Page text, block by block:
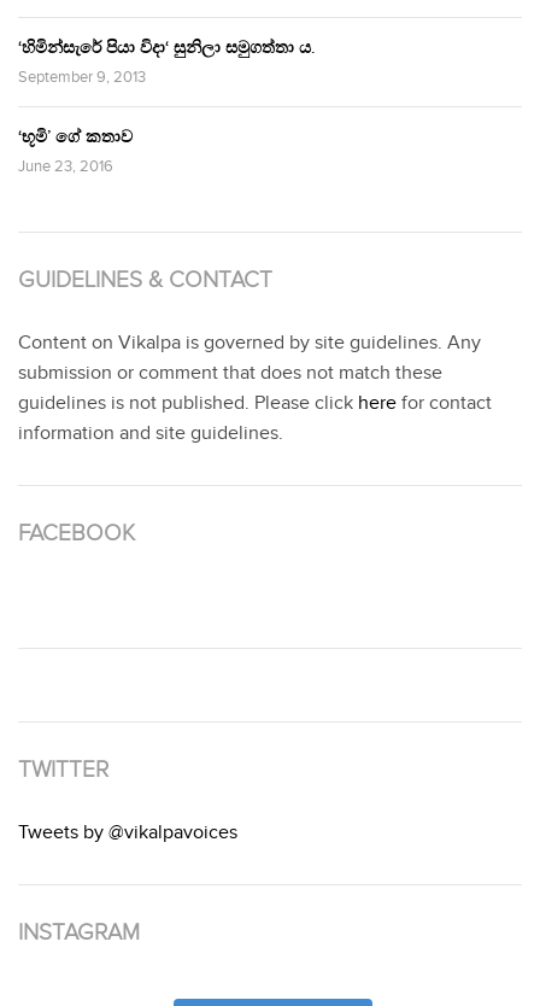
‘හිමින්සැරේ පියා විදා‘ සුනිලා සමුගත්තා ය.
September 9, 2013
‘භූමි’ ගේ කතාව
June 23, 2016
GUIDELINES & CONTACT
Content on Vikalpa is governed by site guidelines. Any
submission or comment that does not match these
guidelines is not published. Please click here for contact
information and site guidelines.
FACEBOOK
TWITTER
Tweets by @vikalpavoices
INSTAGRAM